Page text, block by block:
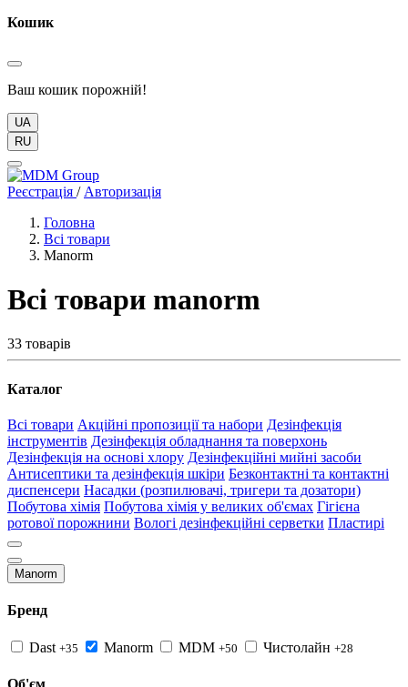
Кошик
Ваш кошик порожній!
UA
RU
Реєстрація / Авторизація
Головна
Всі товари
Manorm
Всі товари manorm
33 товарів
Каталог
Всі товари Акційні пропозиції та набори Дезінфекція
інструментів Дезінфекція обладнання та поверхонь
Дезінфекція на основі хлору Дезінфекційні мийні засоби
Антисептики та дезінфекція шкіри Безконтактні та контактні
диспенсери Насадки (розпилювачі, тригери та дозатори)
Побутова хімія Побутова хімія у великих об'ємах Гігієна
ротової порожнини Вологі дезінфекційні серветки Пластирі
Manorm
Бренд
Dast +35 Manorm MDM +50 Чистолайн +28
Об'єм